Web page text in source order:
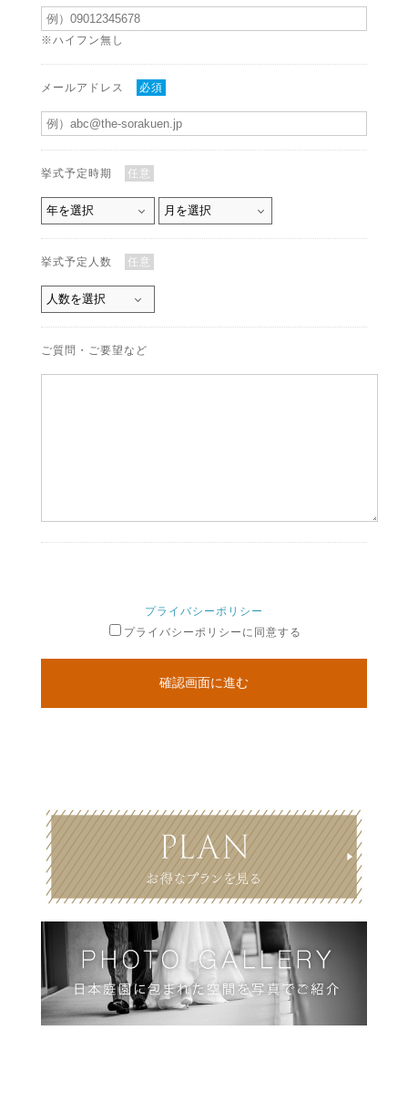
※ハイフン無し
メールアドレス 必須
挙式予定時期 任意
挙式予定人数 任意
ご質問・ご要望など
プライバシーポリシー
プライバシーポリシーに同意する
確認画面に進む